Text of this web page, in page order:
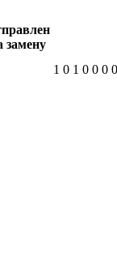
1 0 1 0 0 0 0